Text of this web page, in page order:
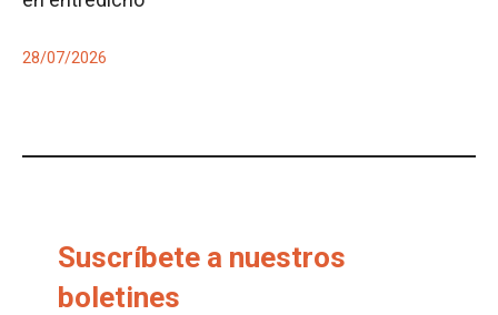
28/07/2026
Suscríbete a nuestros
boletines